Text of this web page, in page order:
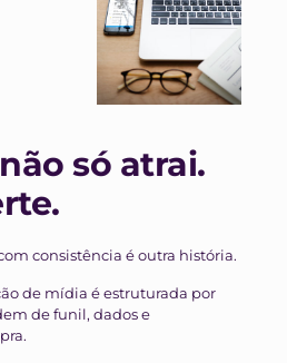
só atrai.
consistência é outra história.
de mídia é estruturada por
de funil, dados e